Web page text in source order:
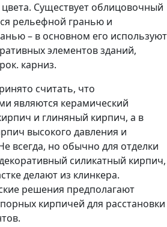
Существует облицовочный
рельефной гранью и
– в основном его используют
элементов зданий,
карниз.
считать, что
являются керамический
и глиняный кирпич, а в
высокого давления и
всегда, но обычно для отделки
силикатный кирпич,
делают из клинкера.
решения предполагают
кирпичей для расстановки